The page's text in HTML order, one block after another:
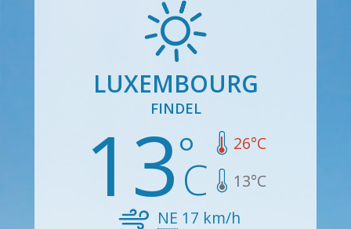
LUXEMBOURG
FINDEL
13 26°C
13°C
NE 17 km/h